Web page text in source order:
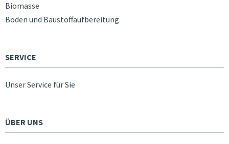
Biomasse
Boden und Baustoffaufbereitung
SERVICE
Unser Service für Sie
ÜBER UNS